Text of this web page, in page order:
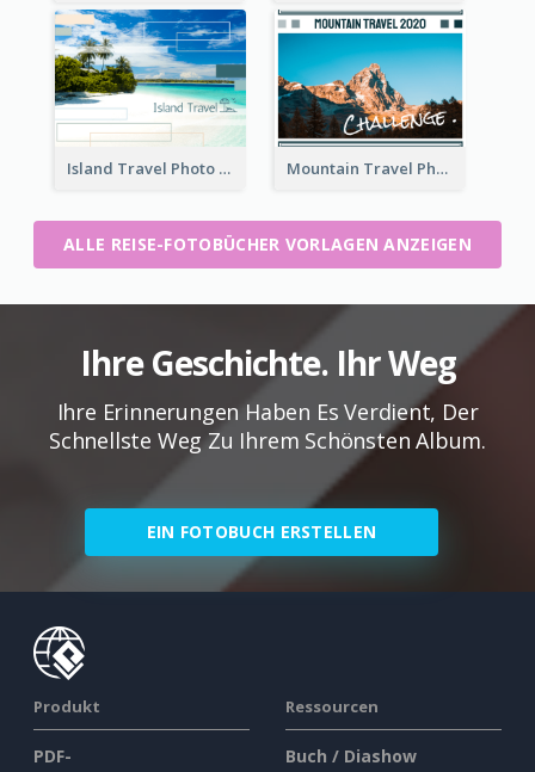
Island Travel Photo Book Mountain Travel Photo Book
ALLE REISE-FOTOBÜCHER VORLAGEN ANZEIGEN
Ihre Geschichte. Ihr Weg
Ihre Erinnerungen Haben Es Verdient, Der
Schnellste Weg Zu Ihrem Schönsten Album.
EIN FOTOBUCH ERSTELLEN
Produkt
PDF-
Ressourcen
Buch / Diashow